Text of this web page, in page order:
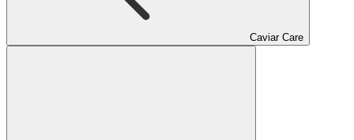
Caviar Care